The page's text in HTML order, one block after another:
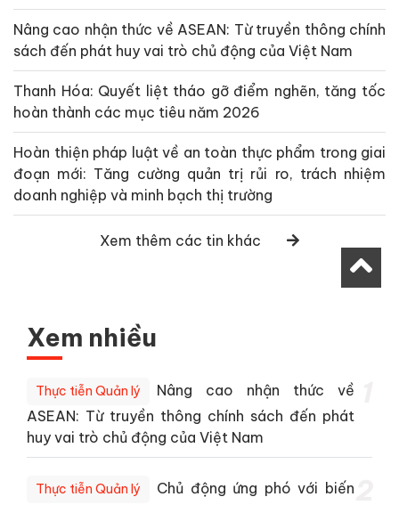
Nâng cao nhận thức về ASEAN: Từ truyền thông chính
sách đến phát huy vai trò chủ động của Việt Nam
Thanh Hóa: Quyết liệt tháo gỡ điểm nghẽn, tăng tốc
hoàn thành các mục tiêu năm 2026
Hoàn thiện pháp luật về an toàn thực phẩm trong giai
đoạn mới: Tăng cường quản trị rủi ro, trách nhiệm
doanh nghiệp và minh bạch thị trường
Xem thêm các tin khác
Xem nhiều
Thực tiễn Quản lý
Nâng cao nhận thức về
ASEAN: Từ truyền thông chính sách đến phát
huy vai trò chủ động của Việt Nam
Thực tiễn Quản lý
Chủ động ứng phó với biến